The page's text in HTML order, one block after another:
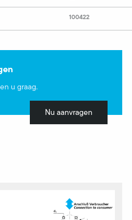
100422
u graag.
Nu aanvragen